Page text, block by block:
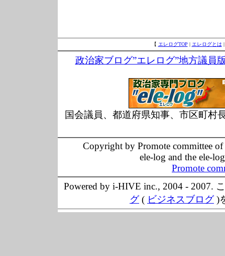
【 エレログTOP | エレログとは
政治家ブログ”エレログ”地方議員
国会議員、都道府県知事、市区町村
Copyright by Promote committee
ele-log and the ele-
Promote
Powered by i-HIVE inc., 2004 - 2007.
グ( ビジネスブログ)